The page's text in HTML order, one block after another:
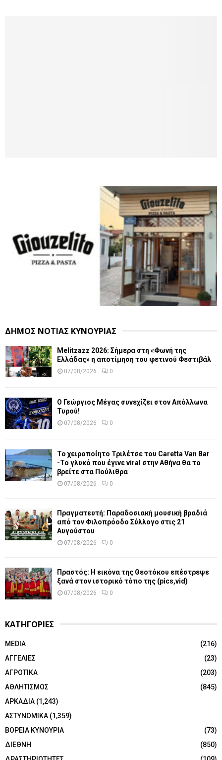
ΔΗΜΟΣ ΝΟΤΙΑΣ ΚΥΝΟΥΡΙΑΣ
Melitzazz 2026: Σήμερα στη «Φωνή της
Ελλάδας» η αποτίμηση του φετινού Φεστιβάλ
07/08/2026 0
Ο Γεώργιος Μέγας συνεχίζει στον Απόλλωνα
Τυρού!
07/08/2026 0
Το χειροποίητο Τριλέτσε του Caretta Van Bar
-Το γλυκό που έγινε viral στην Αθήνα θα το
βρείτε στα Πούλιθρα
07/08/2026 0
Πραγματευτή: Παραδοσιακή μουσική βραδιά
από τον Φιλοπρόοδο Σύλλογο στις 21
Αυγούστου
07/08/2026 0
Πραστός: Η εικόνα της Θεοτόκου επέστρεψε
ξανά στον ιστορικό τόπο της (pics,vid)
07/08/2026 0
ΚΑΤΗΓΟΡΙΕΣ
MEDIA
(216)
ΑΓΓΕΛΙΕΣ
(23)
ΑΓΡΟΤΙΚΑ
(203)
ΑΘΛΗΤΙΣΜΟΣ
(845)
ΑΡΚΑΔΙΑ (1,243)
ΑΣΤΥΝΟΜΙΚΑ (1,359)
ΒΟΡΕΙΑ ΚΥΝΟΥΡΙΑ
(73)
ΔΙΕΘΝΗ
(850)